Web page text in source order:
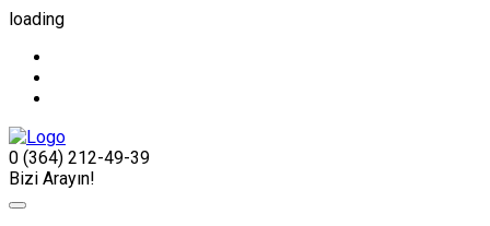
loading
0 (364) 212-49-39
Bizi Arayın!